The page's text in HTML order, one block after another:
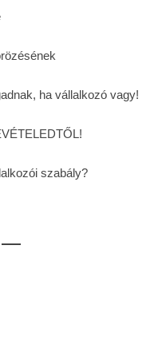
ha vállalkozó vagy!
szabály?